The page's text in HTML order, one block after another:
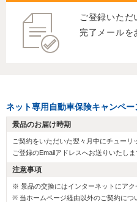
ご登録いただ
完了メールを
ネット専用自動車保険キャンペー
景品のお届け時期
ご契約をいただいた翌々月中にチュー
ご登録のEmailアドレスへお送りいたし
注意事項
※ 景品の交換にはインターネットにアク
※ 当ホームページ経由以外のご契約につ